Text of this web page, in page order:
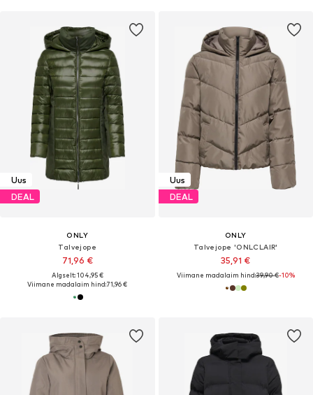
Uus
DEAL
ONLY
Talvejope
71,96 €
Algselt: 104,95 €
Viimane madalaim hind:71,96 €
Uus
DEAL
ONLY
Talvejope 'ONLCLAIR'
35,91 €
Viimane madalaim hind:39,90 €-10%